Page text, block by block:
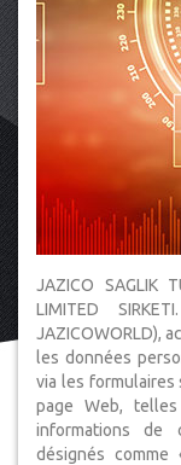
JAZICO SAGLIK
LIMITED
JAZICOWORLD),
les données
via les formulaires
page Web,
informations de
désignés comme